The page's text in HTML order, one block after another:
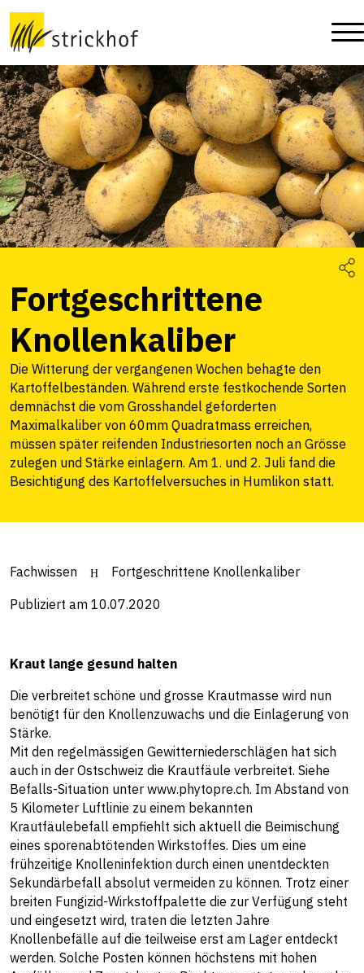
Fortgeschrittene
Knollenkaliber
Die Witterung der vergangenen Wochen behagte den
Kartoffelbeständen. Während erste festkochende Sorten
demnächst die vom Grosshandel geforderten
Maximalkaliber von 60mm Quadratmass erreichen,
müssen später reifenden Industriesorten noch an Grösse
zulegen und Stärke einlagern. Am 1. und 2. Juli fand die
Besichtigung des Kartoffelversuches in Humlikon statt.
Fachwissen Fortgeschrittene Knollenkaliber
Publiziert am 10.07.2020
Kraut lange gesund halten
Die verbreitet schöne und grosse Krautmasse wird nun
benötigt für den Knollenzuwachs und die Einlagerung von
Stärke.
Mit den regelmässigen Gewitterniederschlägen hat sich
auch in der Ostschweiz die Krautfäule verbreitet. Siehe
Befalls-Situation unter www.phytopre.ch. Im Abstand von
5 Kilometer Luftlinie zu einem bekannten
Krautfäulebefall empfiehlt sich aktuell die Beimischung
eines sporenabtötenden Wirkstoffes. Dies um eine
frühzeitige Knolleninfektion durch einen unentdeckten
Sekundärbefall absolut vermeiden zu können. Trotz einer
breiten Fungizid-Wirkstoffpalette die zur Verfügung steht
und eingesetzt wird, traten die letzten Jahre
Knollenbefälle auf die teilweise erst am Lager entdeckt
werden. Solche Posten können höchstens mit hohen